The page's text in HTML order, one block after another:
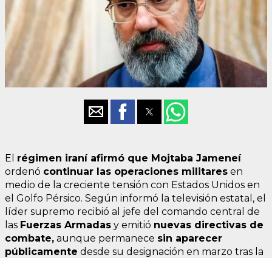
El régimen iraní afirmó que Mojtaba Jameneí
ordenó continuar las operaciones militares en
medio de la creciente tensión con Estados Unidos en
el Golfo Pérsico. Según informó la televisión estatal, el
líder supremo recibió al jefe del comando central de
las Fuerzas Armadas y emitió nuevas directivas de
combate, aunque permanece sin aparecer
públicamente desde su designación en marzo tras la